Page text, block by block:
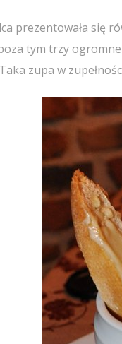
prezentowała się
tym trzy
zupa w